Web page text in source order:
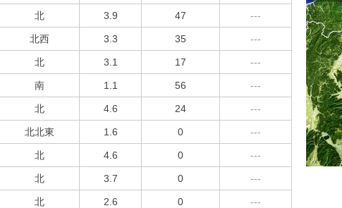
北 3.9 47 ---
北西 3.3 35 ---
北 3.1 17 ---
南 1.1 56 ---
北 4.6 24 ---
北北東 1.6 0 ---
北 4.6 0 ---
北 3.7 0 ---
北 2.6 0 ---